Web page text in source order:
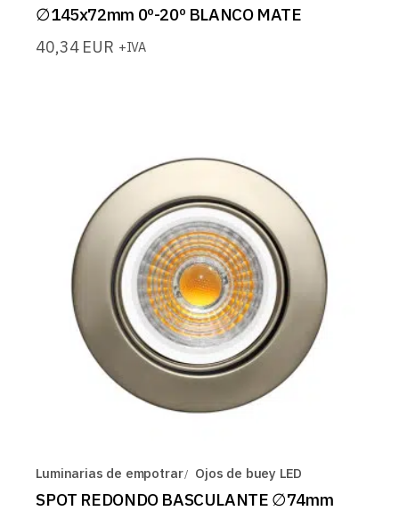
∅145x72mm 0º-20º BLANCO MATE
40,34 EUR +IVA
Luminarias de empotrar Ojos de buey LED
SPOT REDONDO BASCULANTE ∅74mm